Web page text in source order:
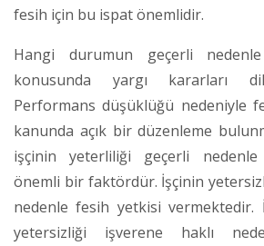
fesih için bu ispat önemlidir.
Hangi durumun geçerli
konusunda yargı kararları
Performans düşüklüğü nedeniyle
kanunda açık bir düzenleme
işçinin yeterliliği geçerli nedenle
önemli bir faktördür. İşçinin
nedenle fesih yetkisi vermektedir.
yetersizliği işverene haklı